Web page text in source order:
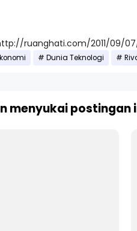
ruanghati.com/2011/09/
Dunia Teknologi
menyukai postingan